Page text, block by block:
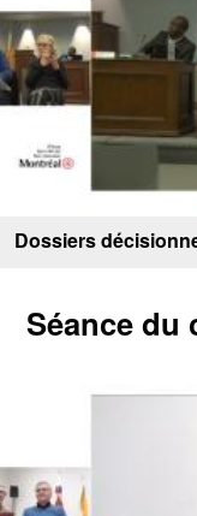
Dossiers
Séance du